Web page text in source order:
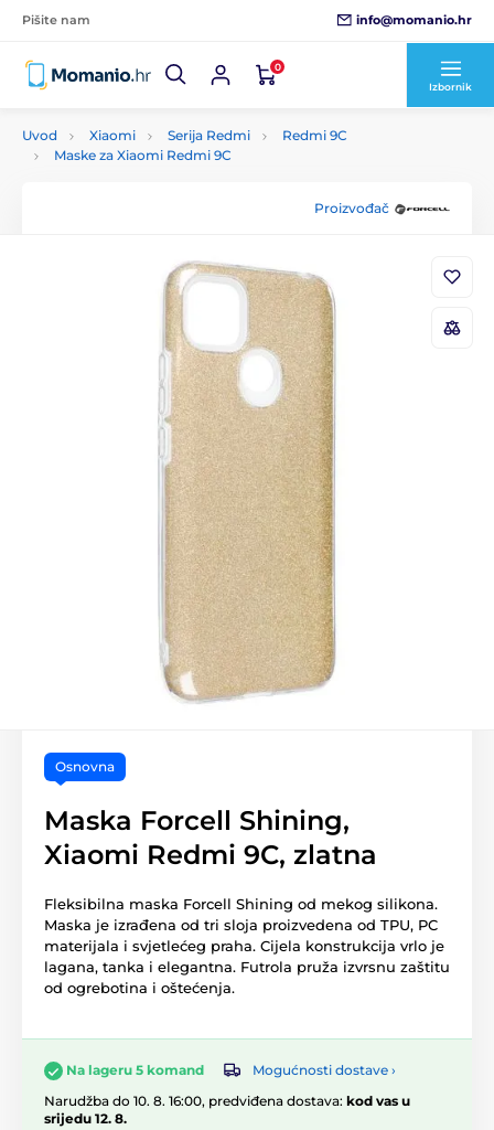
Pišite nam info@momanio.hr
0
Izbornik
Uvod Xiaomi Serija Redmi
Redmi 9C
Maske za Xiaomi Redmi 9C
Proizvođač
Osnovna
Maska Forcell Shining,
Xiaomi Redmi 9C, zlatna
Fleksibilna maska Forcell Shining od mekog silikona.
Maska je izrađena od tri sloja proizvedena od TPU, PC
materijala i svjetlećeg praha. Cijela konstrukcija vrlo je
lagana, tanka i elegantna. Futrola pruža izvrsnu zaštitu
od ogrebotina i oštećenja.
Na lageru 5 komand
Mogućnosti dostave ›
Narudžba do 10. 8. 16:00, predviđena dostava: kod vas u
srijedu 12. 8.